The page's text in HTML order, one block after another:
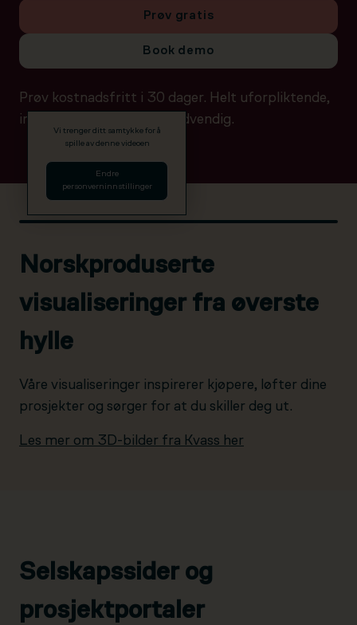
Prøv gratis
Book demo
Prøv kostnadsfritt i 30 dager. Helt uforpliktende,
ingen betalingsdetaljer nødvendig.
Vi trenger ditt samtykke for å
spille av denne videoen
Endre
personverninnstillinger
Norskproduserte
visualiseringer fra øverste
hylle
Våre visualiseringer inspirerer kjøpere, løfter dine
prosjekter og sørger for at du skiller deg ut.
Les mer om 3D-bilder fra Kvass her
Selskapssider og
prosjektportaler